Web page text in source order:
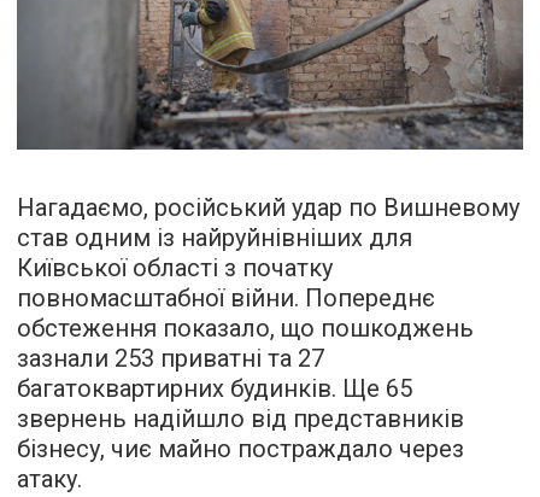
Нагадаємо, російський удар по Вишневому
став одним із найруйнівніших для
Київської області з початку
повномасштабної війни. Попереднє
обстеження показало, що пошкоджень
зазнали 253 приватні та 27
багатоквартирних будинків. Ще 65
звернень надійшло від представників
бізнесу, чиє майно постраждало через
атаку.